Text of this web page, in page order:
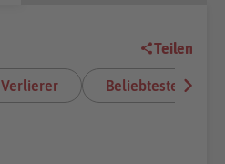
Verlierer Beliebteste E-
Teilen